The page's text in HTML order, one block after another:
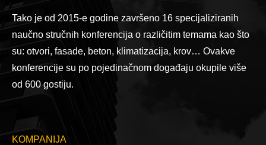
Tako je od 2015-e godine završeno 16 specijaliziranih
naučno stručnih konferencija o različitim temama kao što
su: otvori, fasade, beton, klimatizacija, krov… Ovakve
konferencije su po pojedinačnom događaju okupile više
od 600 gostiju.
KOMPANIJA